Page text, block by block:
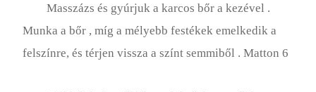
Masszázs és gyúrjuk a karcos bőr a kezével .
Munka a bőr , míg a mélyebb festékek emelkedik a
felszínre, és térjen vissza a színt semmiből . Matton 6